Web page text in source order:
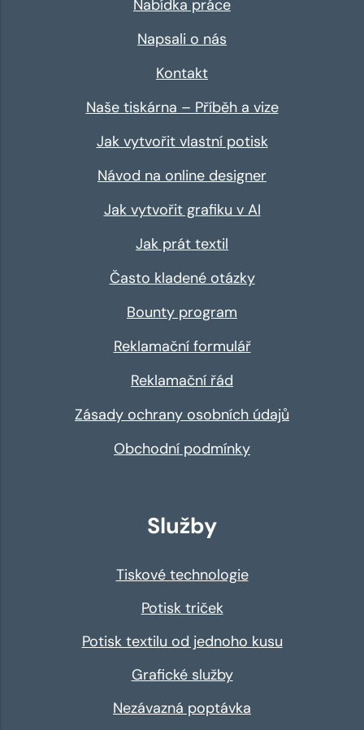
Nabídka práce
Napsali o nás
Kontakt
Naše tiskárna – Příběh a vize
Jak vytvořit vlastní potisk
Návod na online designer
Jak vytvořit grafiku v AI
Jak prát textil
Často kladené otázky
Bounty program
Reklamační formulář
Reklamační řád
Zásady ochrany osobních údajů
Obchodní podmínky
Služby
Tiskové technologie
Potisk triček
Potisk textilu od jednoho kusu
Grafické služby
Nezávazná poptávka